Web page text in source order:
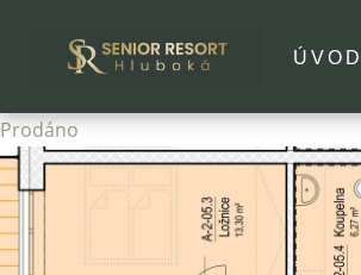
ÚVOD
Prodáno